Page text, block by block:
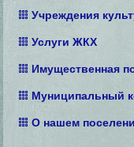
Учреждения
Услуги ЖКХ
Имущественная
Муниципальный
О нашем